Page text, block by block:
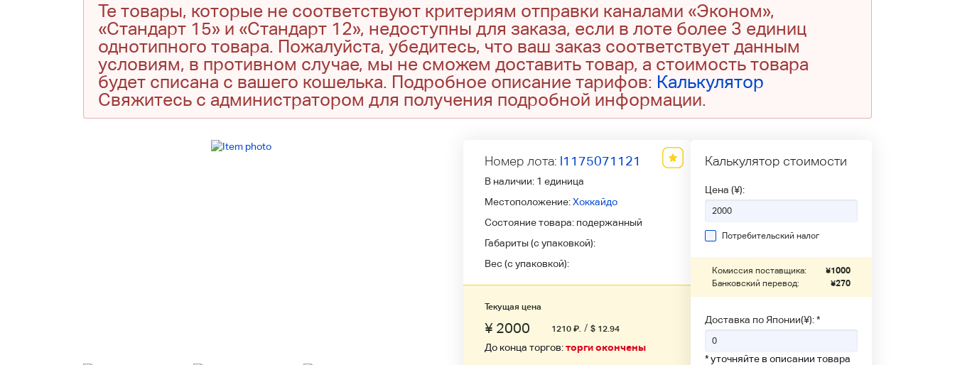
Те товары, которые не соответствуют критериям отправки каналами «Эконом»,
«Стандарт 15» и «Стандарт 12», недоступны для заказа, если в лоте более 3 единиц
однотипного товара. Пожалуйста, убедитесь, что ваш заказ соответствует данным
условиям, в противном случае, мы не сможем доставить товар, а стоимость товара
будет списана с вашего кошелька. Подробное описание тарифов: Калькулятор
Свяжитесь с администратором для получения подробной информации.
Номер лота: l1175071121
В наличии: 1 единица
Местоположение:Хоккайдо
Состояние товара: подержанный
Габариты (с упаковкой):
Вес (с упаковкой):
Текущая цена
¥ 2000 1210 ₽. / $ 12.94
До конца торгов:торги окончены
Калькулятор стоимости
Цена (¥):
Потребительский налог
Комиссия поставщика: ¥1000
Банковский перевод:
¥270
Доставка по Японии(¥): *
* уточняйте в описании товара